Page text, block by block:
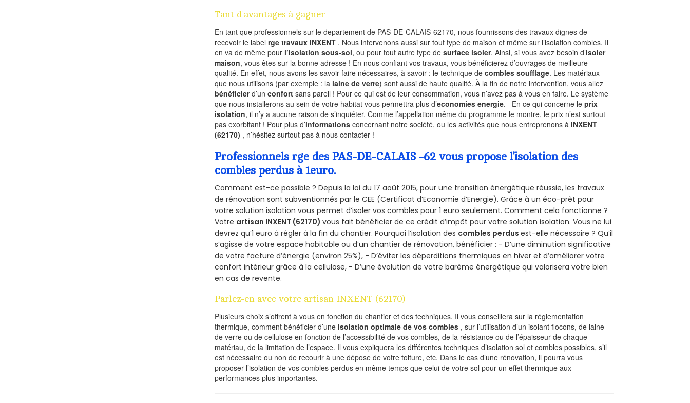
Tant d’avantages à gagner
En tant que professionnels sur le departement de PAS-DE-CALAIS-62170, nous fournissons des travaux dignes de
recevoir le labelrge travaux INXENT . Nous intervenons aussi sur tout type de maison et même sur l’isolation combles. Il
en va de même pour l’isolation sous-sol, ou pour tout autre type desurface isoler. Ainsi, si vous avez besoin d’isoler
maison, vous êtes sur la bonne adresse ! En nous confiant vos travaux, vous bénéficierez d’ouvrages de meilleure
qualité. En effet, nous avons les savoir-faire nécessaires, à savoir : le technique decombles soufflage. Les matériaux
que nous utilisons (par exemple : la laine de verre) sont aussi de haute qualité. À la fin de notre intervention, vous allez
bénéficierd’unconfort sans pareil ! Pour ce qui est de leur consommation, vous n’avez pas à vous en faire. Le système
que nous installerons au sein de votre habitat vous permettra plus d’economies energie. En ce qui concerne leprix
isolation, il n’y a aucune raison de s’inquiéter. Comme l’appellation même du programme le montre, le prix n’est surtout
pas exorbitant ! Pour plus d’informations concernant notre société, ou les activités que nous entreprenons àINXENT
(62170) , n’hésitez surtout pas à nous contacter !
Professionnels rge des PAS-DE-CALAIS -62 vous propose l’isolation des
combles perdus à 1euro.
Comment est-ce possible ? Depuis la loi du 17 août 2015, pour une transition énergétique réussie, les travaux
de rénovation sont subventionnés par le CEE (Certificat d’Economie d’Energie). Grâce à un éco-prêt pour
votre solution isolation vous permet d’isoler vos combles pour 1 euro seulement. Comment cela fonctionne ?
Votre artisan INXENT (62170)vous fait bénéficier de ce crédit d’impôt pour votre solution isolation. Vous ne lui
devrez qu’1 euro à régler à la fin du chantier. Pourquoi l’isolation des combles perdusest-elle nécessaire ? Qu’il
s’agisse de votre espace habitable ou d’un chantier de rénovation, bénéficier : - D’une diminution significative
de votre facture d’énergie (environ 25%), - D’éviter les déperditions thermiques en hiver et d’améliorer votre
confort intérieur grâce à la cellulose, - D’une évolution de votre barème énergétique qui valorisera votre bien
en cas de revente.
Parlez-en avec votre artisan INXENT (62170)
Plusieurs choix s’offrent à vous en fonction du chantier et des techniques. Il vous conseillera sur la réglementation
thermique, comment bénéficier d’une isolation optimale de vos combles , sur l’utilisation d’un isolant flocons, de laine
de verre ou de cellulose en fonction de l’accessibilité de vos combles, de la résistance ou de l’épaisseur de chaque
matériau, de la limitation de l’espace. Il vous expliquera les différentes techniques d’isolation sol et combles possibles, s’il
est nécessaire ou non de recourir à une dépose de votre toiture, etc. Dans le cas d’une rénovation, il pourra vous
proposer l’isolation de vos combles perdus en même temps que celui de votre sol pour un effet thermique aux
performances plus importantes.